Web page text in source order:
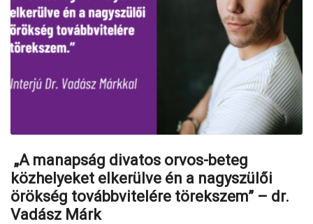
„A manapság divatos orvos-beteg
közhelyeket elkerülve én a nagyszülői
örökség továbbvitelére törekszem” – dr.
Vadász Márk